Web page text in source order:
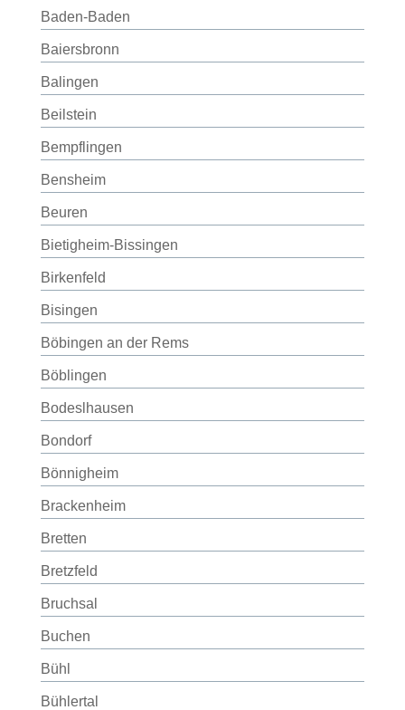
Baden-Baden
Baiersbronn
Balingen
Beilstein
Bempflingen
Bensheim
Beuren
Bietigheim-Bissingen
Birkenfeld
Bisingen
Böbingen an der Rems
Böblingen
Bodeslhausen
Bondorf
Bönnigheim
Brackenheim
Bretten
Bretzfeld
Bruchsal
Buchen
Bühl
Bühlertal